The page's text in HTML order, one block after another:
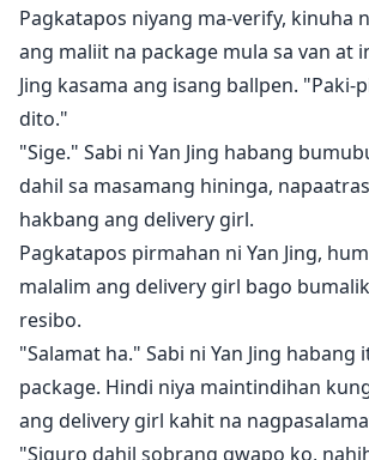
Pagkatapos niyang ma-verify, kinuha
ang maliit na package mula sa van at
Jing kasama ang isang ballpen. "Paki-
dito."
"Sige." Sabi ni Yan Jing habang
dahil sa masamang hininga,
hakbang ang delivery girl.
Pagkatapos pirmahan ni Yan Jing,
malalim ang delivery girl bago
resibo.
"Salamat ha." Sabi ni Yan Jing habang
package. Hindi niya maintindihan
ang delivery girl kahit na
"Siguro dahil sobrang gwapo ko,